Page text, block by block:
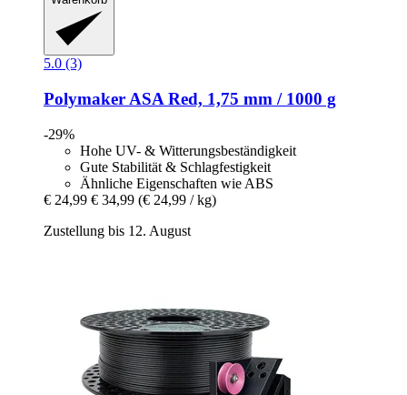
5.0 (3)
Polymaker ASA Red, 1,75 mm / 1000 g
-29%
Hohe UV- & Witterungsbeständigkeit
Gute Stabilität & Schlagfestigkeit
Ähnliche Eigenschaften wie ABS
€ 24,99 € 34,99 (€ 24,99 / kg)
Zustellung bis 12. August